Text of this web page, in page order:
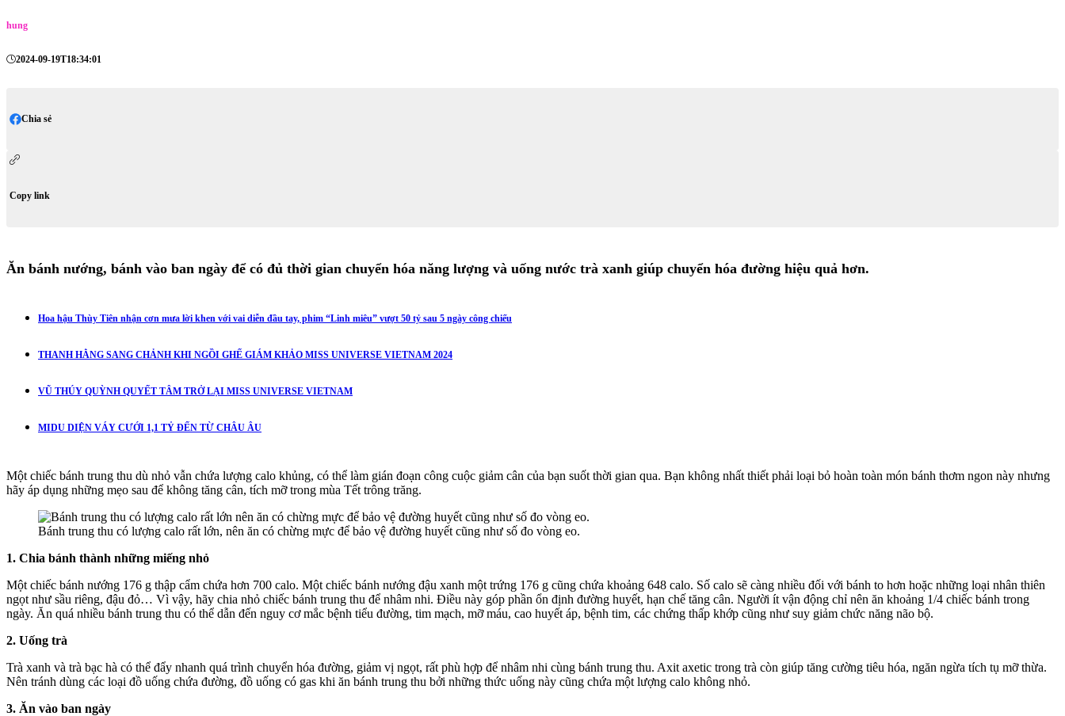
hung
2024-09-19T18:34:01
Chia sẻ
Copy link
Ăn bánh nướng, bánh vào ban ngày để có đủ thời gian chuyển hóa năng lượng và uống nước trà xanh giúp chuyển hóa đường hiệu quả hơn.
Hoa hậu Thùy Tiên nhận cơn mưa lời khen với vai diễn đầu tay, phim “Linh miêu” vượt 50 tỷ sau 5 ngày công chiếu
THANH HẰNG SANG CHẢNH KHI NGỒI GHẾ GIÁM KHẢO MISS UNIVERSE VIETNAM 2024
VŨ THÚY QUỲNH QUYẾT TÂM TRỞ LẠI MISS UNIVERSE VIETNAM
MIDU DIỆN VÁY CƯỚI 1,1 TỶ ĐẾN TỪ CHÂU ÂU
Một chiếc bánh trung thu dù nhỏ vẫn chứa lượng calo khủng, có thể làm gián đoạn công cuộc giảm cân của bạn suốt thời gian qua. Bạn không nhất thiết phải loại bỏ hoàn toàn món bánh thơm ngon này nhưng
hãy áp dụng những mẹo sau để không tăng cân, tích mỡ trong mùa Tết trông trăng.
Bánh trung thu có lượng calo rất lớn, nên ăn có chừng mực để bảo vệ đường huyết cũng như số đo vòng eo.
1. Chia bánh thành những miếng nhỏ
Một chiếc bánh nướng 176 g thập cẩm chứa hơn 700 calo. Một chiếc bánh nướng đậu xanh một trứng 176 g cũng chứa khoảng 648 calo. Số calo sẽ càng nhiều đối với bánh to hơn hoặc những loại nhân thiên
ngọt như sầu riêng, đậu đỏ… Vì vậy, hãy chia nhỏ chiếc bánh trung thu để nhâm nhi. Điều này góp phần ổn định đường huyết, hạn chế tăng cân. Người ít vận động chỉ nên ăn khoảng 1/4 chiếc bánh trong
ngày. Ăn quá nhiều bánh trung thu có thể dẫn đến nguy cơ mắc bệnh tiểu đường, tim mạch, mỡ máu, cao huyết áp, bệnh tim, các chứng thấp khớp cũng như suy giảm chức năng não bộ.
2. Uống trà
Trà xanh và trà bạc hà có thể đẩy nhanh quá trình chuyển hóa đường, giảm vị ngọt, rất phù hợp để nhâm nhi cùng bánh trung thu. Axit axetic trong trà còn giúp tăng cường tiêu hóa, ngăn ngừa tích tụ mỡ thừa.
Nên tránh dùng các loại đồ uống chứa đường, đồ uống có gas khi ăn bánh trung thu bởi những thức uống này cũng chứa một lượng calo không nhỏ.
3. Ăn vào ban ngày